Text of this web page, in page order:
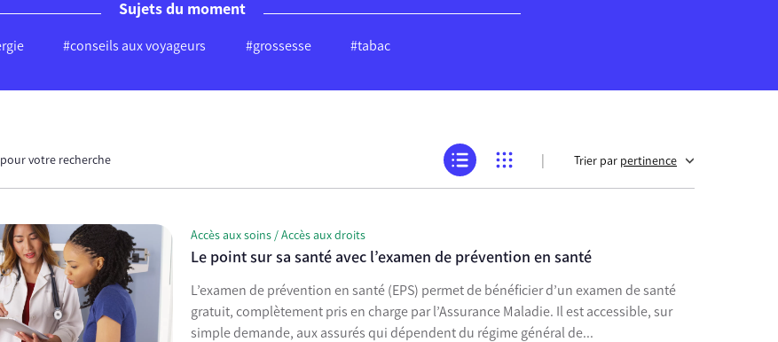
Sujets du moment
#conseils aux voyageurs #grossesse #tabac
pour votre recherche | Trier par pertinence
Accès aux soins / Accès aux droits
Le point sur sa santé avec l’examen de prévention en santé
L’examen de prévention en santé (EPS) permet de bénéficier d’un examen de santé
gratuit, complètement pris en charge par l’Assurance Maladie. Il est accessible, sur
simple demande, aux assurés qui dépendent du régime général de...